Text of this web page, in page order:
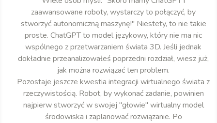
zaawansowane roboty, wystarczy to połączyć, by
stworzyć autonomiczną maszynę!" Niestety, to nie takie
proste. ChatGPT to model językowy, który nie ma nic
wspólnego z przetwarzaniem świata 3D. Jeśli jednak
dokładnie przeanalizowałeś poprzedni rozdział, wiesz już,
jak można rozwiązać ten problem.
Pozostaje jeszcze kwestia integracji wirtualnego świata z
rzeczywistością. Robot, by wykonać zadanie, powinien
najpierw stworzyć w swojej "głowie" wirtualny model
środowiska i zaplanować rozwiązanie. Po